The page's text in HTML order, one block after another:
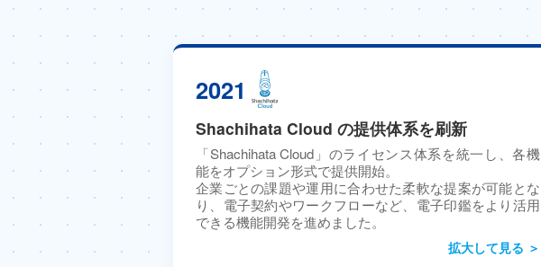
2021
Shachihata Cloud の提供体系を刷新
「Shachihata Cloud」のライセンス体系を統一し、各機
能をオプション形式で提供開始。
企業ごとの課題や運用に合わせた柔軟な提案が可能とな
り、電子契約やワークフローなど、電子印鑑をより活用
できる機能開発を進めました。
拡大して見る ＞